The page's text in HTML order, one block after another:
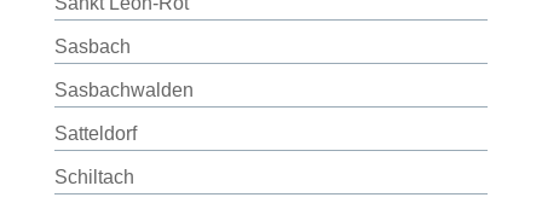
Sasbach
Sasbachwalden
Satteldorf
Schiltach